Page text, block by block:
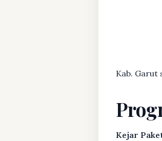
Kab. Garut
Kejar